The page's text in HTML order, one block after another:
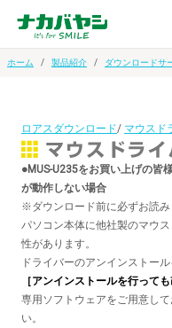
ホーム 製品紹介 ダウンロードサ
ロアスダウンロード/ マウスド
●MUS-U235をお買い上げの
が動作しない場合
※ダウンロード前に必ずお読み
パソコン本体に他社製のマウ
性があります。
ドライバーのアンインストール
［アンインストールを行って
専用ソフトウェアをご用意し
い。